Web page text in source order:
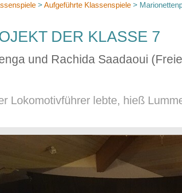
> Aufgeführte Klassenspiele >
DER KLASSE 7
und Rachida Saadaoui
Lokomotivführer lebte, hieß